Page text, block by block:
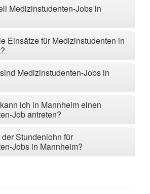
Medizinstudenten-Jobs in
Einsätze für Medizinstudenten in
Medizinstudenten-Jobs in
ich in Mannheim einen
Job antreten?
Stundenlohn für
Jobs in Mannheim?